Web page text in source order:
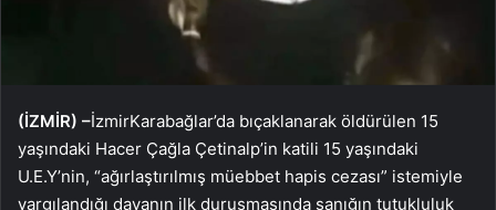
(İZMİR) –İzmirKarabağlar’da bıçaklanarak öldürülen 15
yaşındaki Hacer Çağla Çetinalp’in katili 15 yaşındaki
U.E.Y’nin, “ağırlaştırılmış müebbet hapis cezası” istemiyle
yargılandığı davanın ilk duruşmasında sanığın tutukluluk